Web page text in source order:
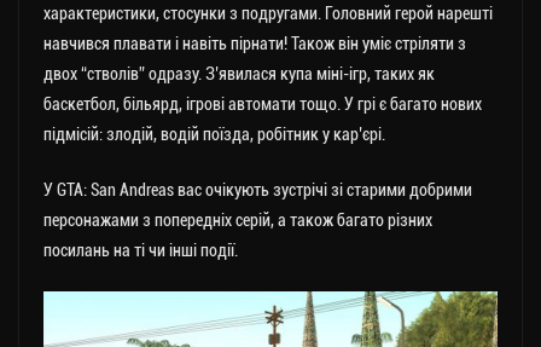
характеристики, стосунки з подругами. Головний герой нарешті
навчився плавати і навіть пірнати! Також він уміє стріляти з
двох “стволів” одразу. З’явилася купа міні-ігр, таких як
баскетбол, більярд, ігрові автомати тощо. У грі є багато нових
підмісій: злодій, водій поїзда, робітник у кар’єрі.
У GTA: San Andreas вас очікують зустрічі зі старими добрими
персонажами з попередніх серій, а також багато різних
посилань на ті чи інші події.